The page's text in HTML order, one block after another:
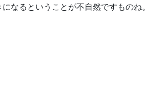
なるということが不自然ですものね。